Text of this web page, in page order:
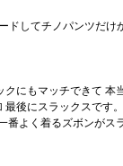
ドしてチノパンツだけ
にもマッチできて 本
後にスラックスです。
よく着るズボンがス